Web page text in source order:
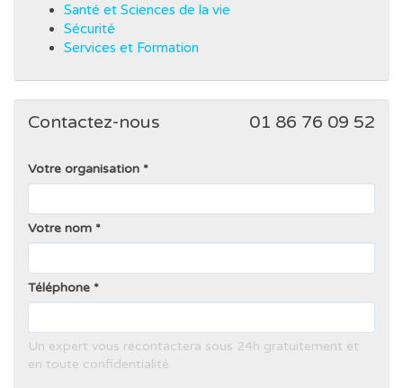
Santé et Sciences de la vie
Sécurité
Services et Formation
Contactez-nous 01 86 76 09 52
Votre organisation
Votre nom
Téléphone
Un expert vous recontactera sous 24h gratuitement et
en toute confidentialité